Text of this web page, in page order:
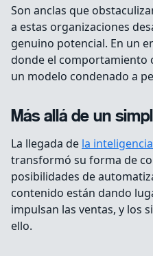
Son anclas que
a estas organizaciones
genuino potencial. En un
donde el comportamiento
un modelo condenado a
Más allá de un
La llegada de la
transformó su forma de
posibilidades de
contenido están dando
impulsan las ventas, y los
ello.